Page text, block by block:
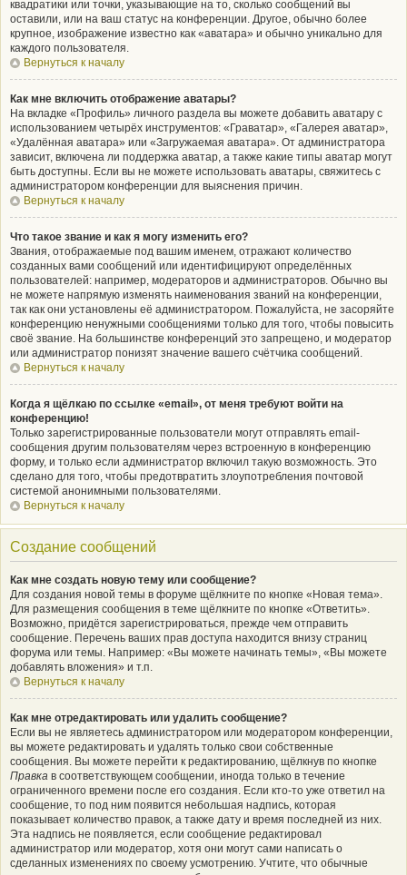
квадратики или точки, указывающие на то, сколько сообщений вы
оставили, или на ваш статус на конференции. Другое, обычно более
крупное, изображение известно как «аватара» и обычно уникально для
каждого пользователя.
Вернуться к началу
Как мне включить отображение аватары?
На вкладке «Профиль» личного раздела вы можете добавить аватару с
использованием четырёх инструментов: «Граватар», «Галерея аватар»,
«Удалённая аватара» или «Загружаемая аватара». От администратора
зависит, включена ли поддержка аватар, а также какие типы аватар могут
быть доступны. Если вы не можете использовать аватары, свяжитесь с
администратором конференции для выяснения причин.
Вернуться к началу
Что такое звание и как я могу изменить его?
Звания, отображаемые под вашим именем, отражают количество
созданных вами сообщений или идентифицируют определённых
пользователей: например, модераторов и администраторов. Обычно вы
не можете напрямую изменять наименования званий на конференции,
так как они установлены её администратором. Пожалуйста, не засоряйте
конференцию ненужными сообщениями только для того, чтобы повысить
своё звание. На большинстве конференций это запрещено, и модератор
или администратор понизят значение вашего счётчика сообщений.
Вернуться к началу
Когда я щёлкаю по ссылке «email», от меня требуют войти на
конференцию!
Только зарегистрированные пользователи могут отправлять email-
сообщения другим пользователям через встроенную в конференцию
форму, и только если администратор включил такую возможность. Это
сделано для того, чтобы предотвратить злоупотребления почтовой
системой анонимными пользователями.
Вернуться к началу
Создание сообщений
Как мне создать новую тему или сообщение?
Для создания новой темы в форуме щёлкните по кнопке «Новая тема».
Для размещения сообщения в теме щёлкните по кнопке «Ответить».
Возможно, придётся зарегистрироваться, прежде чем отправить
сообщение. Перечень ваших прав доступа находится внизу страниц
форума или темы. Например: «Вы можете начинать темы», «Вы можете
добавлять вложения» и т.п.
Вернуться к началу
Как мне отредактировать или удалить сообщение?
Если вы не являетесь администратором или модератором конференции,
вы можете редактировать и удалять только свои собственные
сообщения. Вы можете перейти к редактированию, щёлкнув по кнопке
Правка в соответствующем сообщении, иногда только в течение
ограниченного времени после его создания. Если кто-то уже ответил на
сообщение, то под ним появится небольшая надпись, которая
показывает количество правок, а также дату и время последней из них.
Эта надпись не появляется, если сообщение редактировал
администратор или модератор, хотя они могут сами написать о
сделанных изменениях по своему усмотрению. Учтите, что обычные